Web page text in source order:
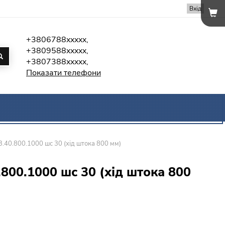
Вхід
+3806788xxxxx,
+3809588xxxxx,
+3807388xxxxx,
Показати телефони
шс 30 (хід штока 800 мм)
шс 30 (хід штока 800